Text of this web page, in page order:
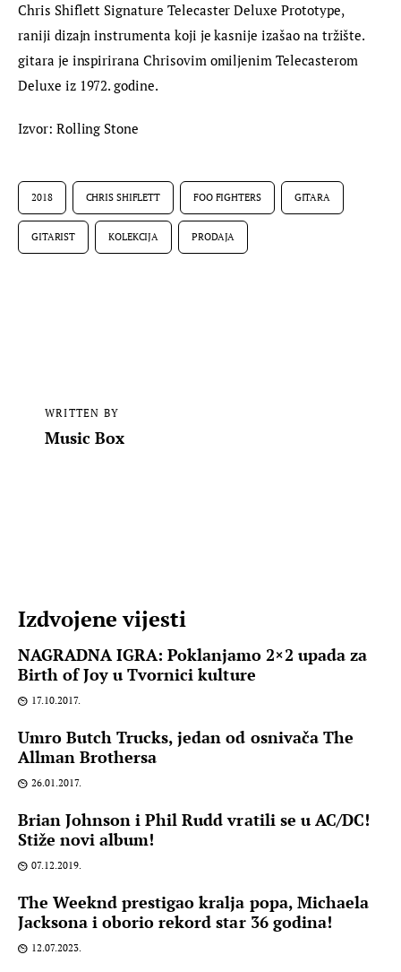
Chris Shiflett Signature Telecaster Deluxe Prototype,
raniji dizajn instrumenta koji je kasnije izašao na tržište.
gitara je inspirirana Chrisovim omiljenim Telecasterom
Deluxe iz 1972. godine.
Izvor: Rolling Stone
2018 CHRIS SHIFLETT FOO FIGHTERS GITARA
GITARIST KOLEKCIJA PRODAJA
WRITTEN BY
Music Box
Izdvojene vijesti
NAGRADNA IGRA: Poklanjamo 2×2 upada za
Birth of Joy u Tvornici kulture
17.10.2017.
Umro Butch Trucks, jedan od osnivača The
Allman Brothersa
26.01.2017.
Brian Johnson i Phil Rudd vratili se u AC/DC!
Stiže novi album!
07.12.2019.
The Weeknd prestigao kralja popa, Michaela
Jacksona i oborio rekord star 36 godina!
12.07.2023.